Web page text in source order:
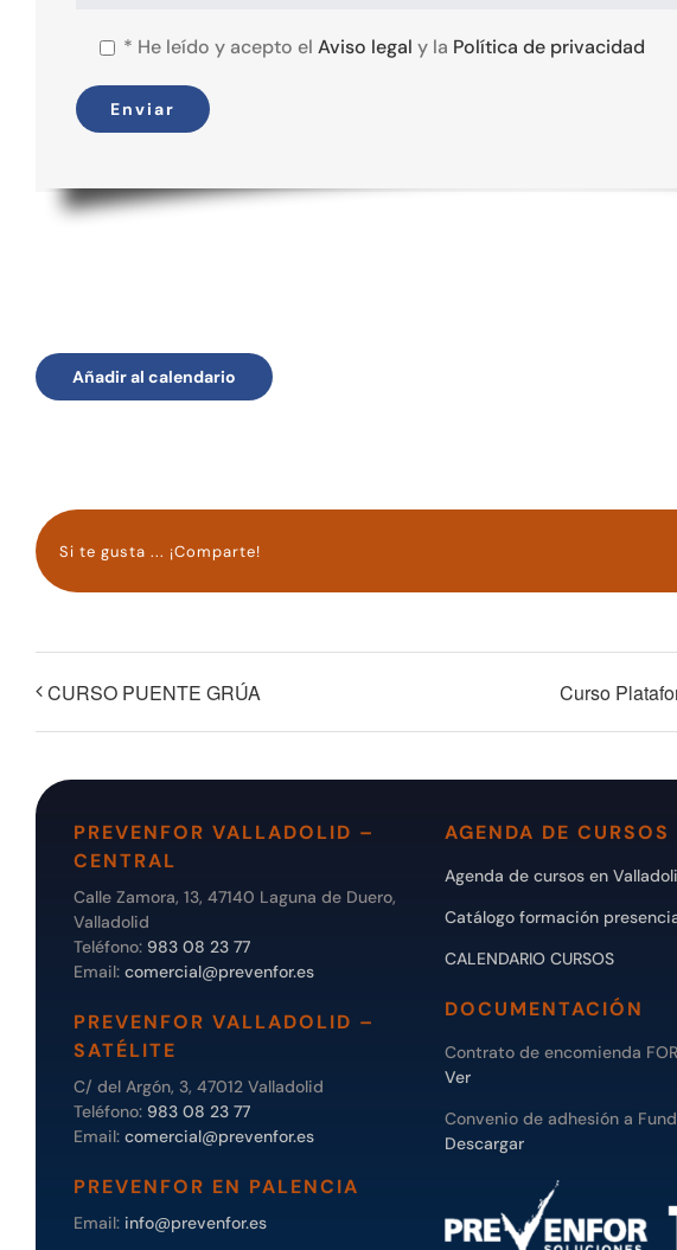
* He leído y acepto el Aviso legal y la Política de privacidad
Añadir al calendario
Si te gusta ... ¡Comparte!
CURSO PUENTE GRÚA Curso
PREVENFOR VALLADOLID –
CENTRAL
Calle Zamora, 13, 47140 Laguna de Duero,
Valladolid
Teléfono: 983 08 23 77
Email: comercial@prevenfor.es
PREVENFOR VALLADOLID –
SATÉLITE
C/ del Argón, 3, 47012 Valladolid
Teléfono: 983 08 23 77
Email: comercial@prevenfor.es
PREVENFOR EN PALENCIA
Email: info@prevenfor.es
AGENDA DE CURSOS
Agenda de cursos en
Catálogo formación
CALENDARIO CURSOS
DOCUMENTACIÓN
Contrato de encomienda
Ver
Convenio de adhesión a
Descargar